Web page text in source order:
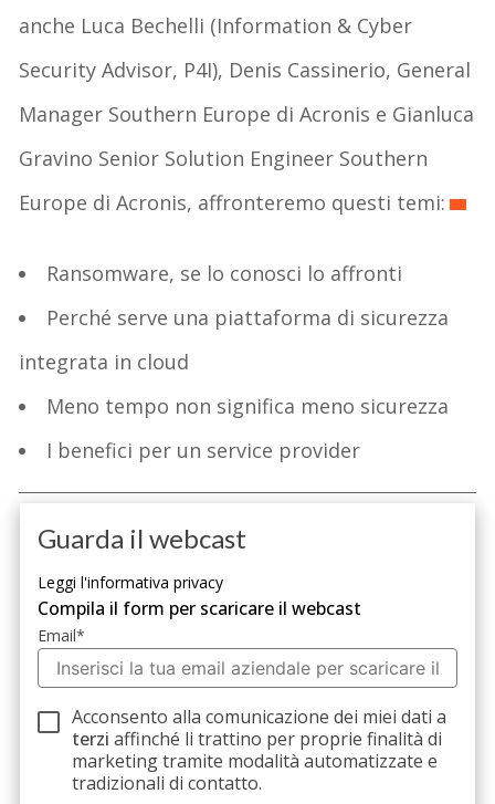
anche Luca Bechelli (Information & Cyber
Security Advisor, P4I), Denis Cassinerio, General
Manager Southern Europe di Acronis e Gianluca
Gravino Senior Solution Engineer Southern
Europe di Acronis, affronteremo questi temi:
Ransomware, se lo conosci lo affronti
Perché serve una piattaforma di sicurezza
integrata in cloud
Meno tempo non significa meno sicurezza
I benefici per un service provider
Guarda il webcast
Leggi l'informativa privacy
Compila il form per scaricare il webcast
Email*
Acconsento alla comunicazione dei miei dati a
terzi affinché li trattino per proprie finalità di
marketing tramite modalità automatizzate e
tradizionali di contatto.